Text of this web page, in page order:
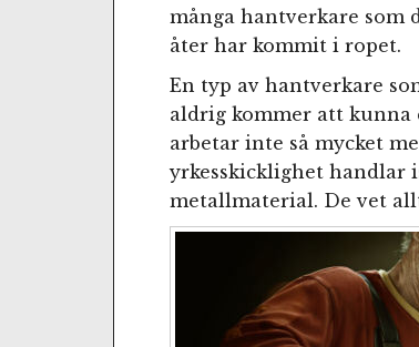
många hantverkare som
åter har kommit i ropet.
En typ av hantverkare
aldrig kommer att kunna
arbetar inte så mycket
yrkesskicklighet handlar
metallmaterial. De vet